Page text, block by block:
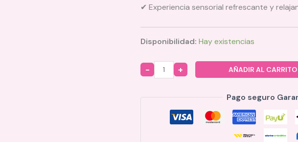
✔ Experiencia sensorial refrescante y
Disponibilidad: Hay existencias
Quantity
AÑADIR AL CARRITO
Pago seguro